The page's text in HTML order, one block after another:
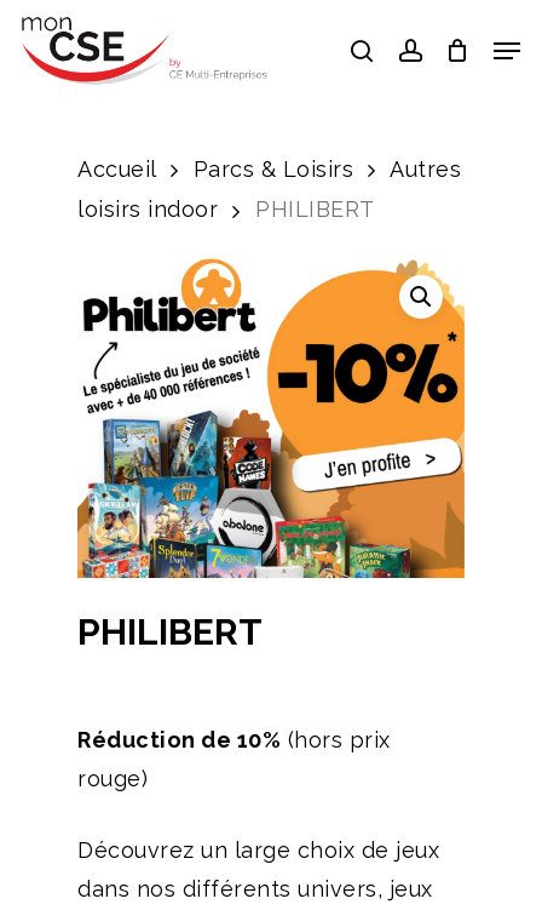
Skip
searchaccount
Accueil Parcs & Loisirs
Autres
loisirs indoor
PHILIBERT
PHILIBERT
Réduction de 10% (hors prix
rouge)
Découvrez un large choix de jeux
dans nos différents univers, jeux